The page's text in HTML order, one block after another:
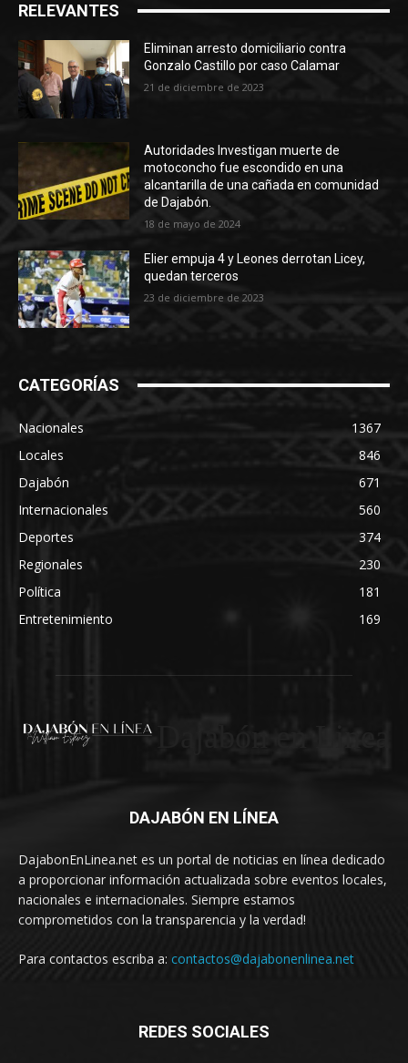
RELEVANTES
Eliminan arresto domiciliario contra
Gonzalo Castillo por caso Calamar
21 de diciembre de 2023
Autoridades Investigan muerte de
motoconcho fue escondido en una
alcantarilla de una cañada en comunidad
de Dajabón.
18 de mayo de 2024
Elier empuja 4 y Leones derrotan Licey,
quedan terceros
23 de diciembre de 2023
CATEGORÍAS
Nacionales
1367
Locales
846
Dajabón
671
Internacionales
560
Deportes
374
Regionales
230
Política
181
Entretenimiento
169
DAJABÓN EN LÍNEA
DajabonEnLinea.net es un portal de noticias en línea dedicado
a proporcionar información actualizada sobre eventos locales,
nacionales e internacionales. Siempre estamos
comprometidos con la transparencia y la verdad!
Para contactos escriba a: contactos@dajabonenlinea.net
REDES SOCIALES